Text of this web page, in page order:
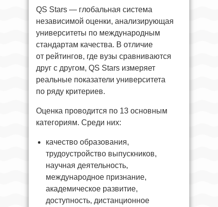
QS Stars — глобальная система
независимой оценки, анализирующая
университеты по международным
стандартам качества. В отличие
от рейтингов, где вузы сравниваются
друг с другом, QS Stars измеряет
реальные показатели университета
по ряду критериев.
Оценка проводится по 13 основным
категориям. Среди них:
качество образования,
трудоустройство выпускников,
научная деятельность,
международное признание,
академическое развитие,
доступность, дистанционное